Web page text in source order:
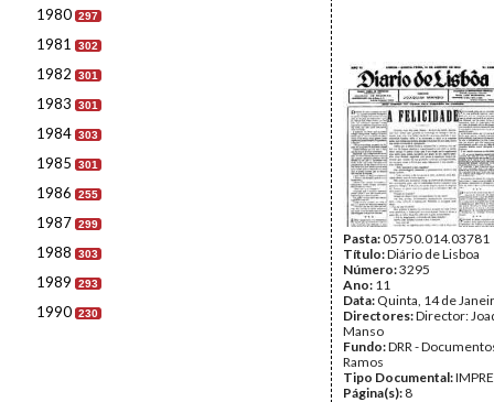
1980 297
1981 302
1982 301
1983 301
1984 303
1985 301
1986 255
1987 299
1988 303
1989 293
1990 230
Pasta:05750.014.03781
Título:Diário de Lisboa
Número:3295
Ano: 11
Data: Quinta, 14 de
Directores:Director:
Manso
Fundo:DRR -
Ramos
Tipo Documental:
Página(s): 8